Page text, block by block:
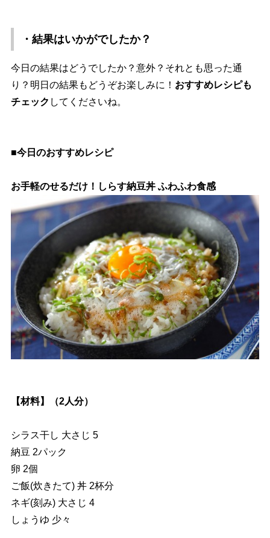
・結果はいかがでしたか？
今日の結果はどうでしたか？意外？それとも思った通
り？明日の結果もどうぞお楽しみに！ おすすめレシピも
チェック してくださいね。
■今日のおすすめレシピ
お手軽のせるだけ！しらす納豆丼 ふわふわ食感
【材料】（2人分）
シラス干し 大さじ 5
納豆 2パック
卵 2個
ご飯(炊きたて) 丼 2杯分
ネギ(刻み) 大さじ 4
しょうゆ 少々